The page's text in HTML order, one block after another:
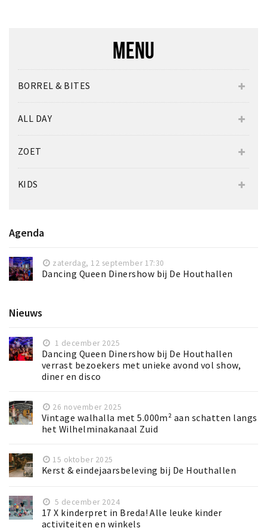
MENU
BORREL & BITES
ALL DAY
ZOET
KIDS
Agenda
zaterdag, 12 september 17:30
Dancing Queen Dinershow bij De Houthallen
Nieuws
1 december 2025
Dancing Queen Dinershow bij De Houthallen
verrast bezoekers met unieke avond vol show,
diner en disco
26 november 2025
Vintage walhalla met 5.000m² aan schatten langs
het Wilhelminakanaal Zuid
15 oktober 2025
Kerst & eindejaarsbeleving bij De Houthallen
5 december 2024
17 X kinderpret in Breda! Alle leuke kinder
activiteiten en winkels